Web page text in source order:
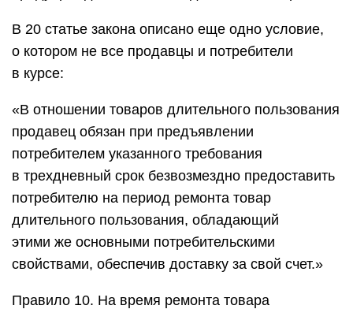
В 20 статье закона описано еще одно условие,
о котором не все продавцы и потребители
в курсе:
«В отношении товаров длительного пользования
продавец обязан при предъявлении
потребителем указанного требования
в трехдневный срок безвозмездно предоставить
потребителю на период ремонта товар
длительного пользования, обладающий
этими же основными потребительскими
свойствами, обеспечив доставку за свой счет.»
Правило 10. На время ремонта товара